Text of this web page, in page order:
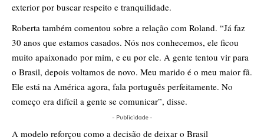
exterior por buscar respeito e tranquilidade.
Roberta também comentou sobre a relação com Roland. “Já faz
30 anos que estamos casados. Nós nos conhecemos, ele ficou
muito apaixonado por mim, e eu por ele. A gente tentou vir para
o Brasil, depois voltamos de novo. Meu marido é o meu maior fã.
Ele está na América agora, fala português perfeitamente. No
começo era difícil a gente se comunicar”, disse.
- Publicidade -
A modelo reforçou como a decisão de deixar o Brasil